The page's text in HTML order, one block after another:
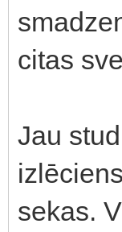
citas
Jau
sekas.